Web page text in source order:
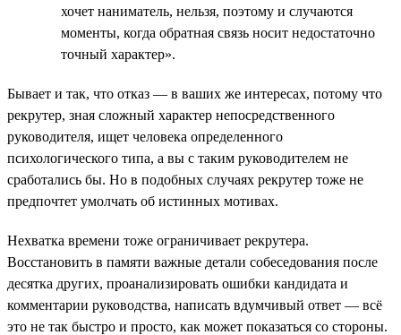
хочет наниматель, нельзя, поэтому и случаются
моменты, когда обратная связь носит недостаточно
точный характер».
Бывает и так, что отказ — в ваших же интересах, потому что
рекрутер, зная сложный характер непосредственного
руководителя, ищет человека определенного
психологического типа, а вы с таким руководителем не
сработались бы. Но в подобных случаях рекрутер тоже не
предпочтет умолчать об истинных мотивах.
Нехватка времени тоже ограничивает рекрутера.
Восстановить в памяти важные детали собеседования после
десятка других, проанализировать ошибки кандидата и
комментарии руководства, написать вдумчивый ответ — всё
это не так быстро и просто, как может показаться со стороны.